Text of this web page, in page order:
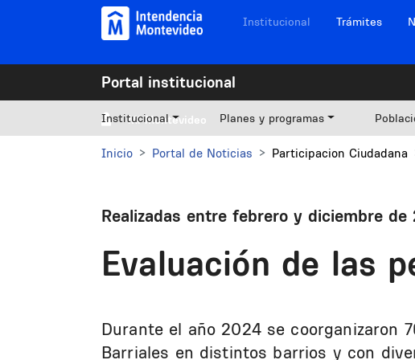
Pasar al contenido principal Navegación sitios
Institucional Trámites
Portal institucional
Mi Montevideo
Institucional Planes y programas
Inicio Portal de Noticias Participacion Ciudadana
Realizadas entre febrero y diciembre de
Evaluación de las
Durante el año 2024 se coorganizaron
Barriales en distintos barrios y con